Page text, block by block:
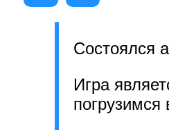
Состоялся
Игра
погрузимся